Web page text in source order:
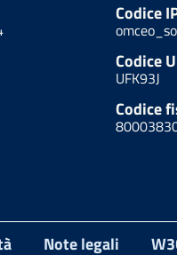
Codice
omceo_so
Codice
UFK93J
Codice
Note legali